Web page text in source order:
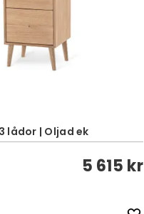
lådor | Oljad ek
5 615 kr